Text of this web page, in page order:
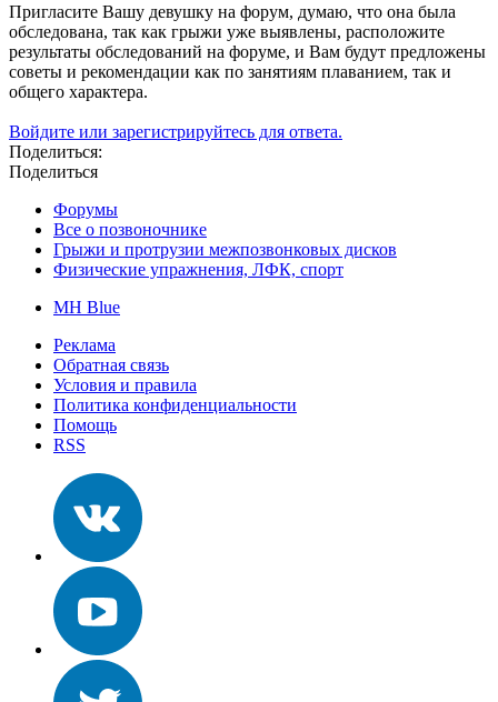
Пригласите Вашу девушку на форум, думаю, что она была
обследована, так как грыжи уже выявлены, расположите
результаты обследований на форуме, и Вам будут предложены
советы и рекомендации как по занятиям плаванием, так и
общего характера.
Войдите или зарегистрируйтесь для ответа.
Поделиться:
Поделиться
Форумы
Все о позвоночнике
Грыжи и протрузии межпозвонковых дисков
Физические упражнения, ЛФК, спорт
MH Blue
Реклама
Обратная связь
Условия и правила
Политика конфиденциальности
Помощь
RSS